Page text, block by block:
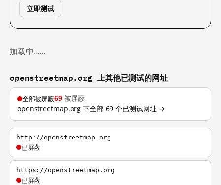
立即测试
加载中……
openstreetmap.org 上其他已测试的网址
全部被屏蔽69 被屏蔽
openstreetmap.org 下全部 69 个已测试网址 →
http://openstreetmap.org
已屏蔽
https://openstreetmap.org
已屏蔽